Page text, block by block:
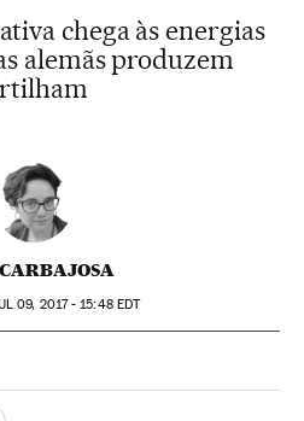
chega às energias
alemãs produzem
09, 2017 - 15:48EDT
Sociales